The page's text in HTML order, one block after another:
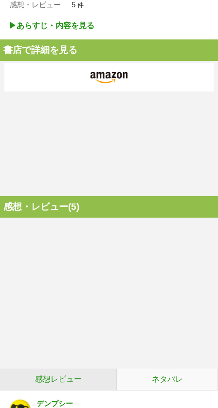
感想・レビュー 5 件
▶︎あらすじ・内容を見る
書店で詳細を見る
感想・レビュー(5)
感想レビュー ネタバレ
デンプシー